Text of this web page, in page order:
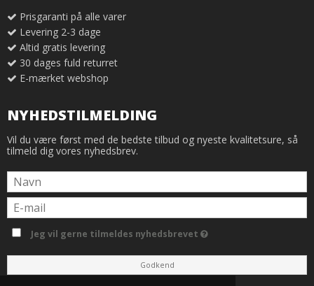
Prisgaranti på alle varer
Levering 2-3 dage
Altid gratis levering
30 dages fuld returret
E-mærket webshop
NYHEDSTILMELDING
Vil du være først med de bedste tilbud og nyeste kvalitetsure, så
tilmeld dig vores nyhedsbrev.
Jeg vil gerne tilmeldes nyhedsbrevet
Godkend